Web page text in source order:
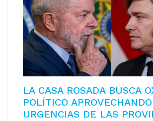
LA CASA ROSADA BUSCA
POLÍTICO
URGENCIAS DE LAS